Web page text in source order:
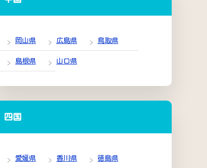
岡山県 広島県 鳥取県
島根県 山口県
四国
愛媛県 香川県 徳島県